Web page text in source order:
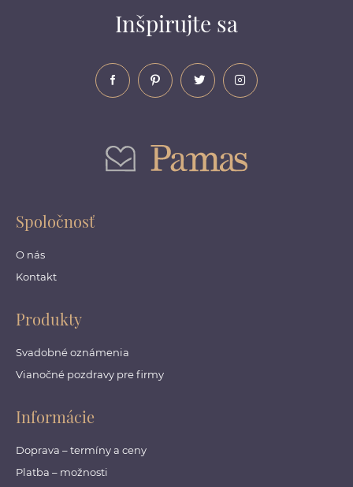
Inšpirujte sa
Spoločnosť
O nás
Kontakt
Produkty
Svadobné oznámenia
Vianočné pozdravy pre firmy
Informácie
Doprava – termíny a ceny
Platba – možnosti